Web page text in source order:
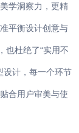
学洞察力，更精
平衡设计创意与
也杜绝了“实用不
设计，每一个环节
合用户审美与使